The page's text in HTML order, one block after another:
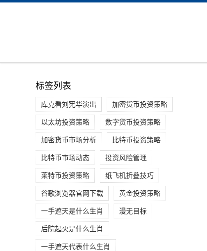
标签列表
库克看刘宪华演出 加密货币投资策略
以太坊投资策略 数字货币投资策略
加密货币市场分析 比特币投资策略
比特币市场动态 投资风险管理
莱特币投资策略 纸飞机折叠技巧
谷歌浏览器官网下载 黄金投资策略
一手遮天是什么生肖 漫无目标
后院起火是什么生肖
一手遮天代表什么生肖